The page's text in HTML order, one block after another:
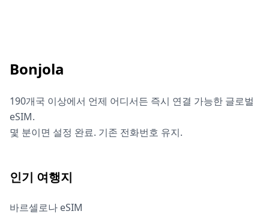
Bonjola
190개국 이상에서 언제 어디서든 즉시 연결 가능한 글로벌
eSIM.
몇 분이면 설정 완료. 기존 전화번호 유지.
인기 여행지
바르셀로나 eSIM